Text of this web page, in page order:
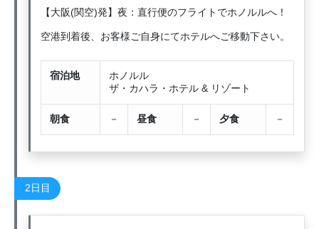
【大阪(関空)発】夜：直行便のフライトでホノルルへ！
空港到着後、お客様ご自身にてホテルへご移動下さい。
宿泊地
ホノルル
ザ・カハラ・ホテル & リゾート
朝食 － 昼食 － 夕食 －
2日目